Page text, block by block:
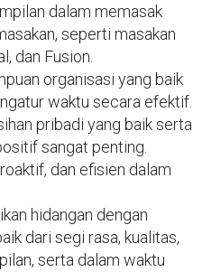
dalam memasak
seperti masakan
dan Fusion.
organisasi yang baik
waktu secara efektif.
pribadi yang baik serta
sangat penting.
dan efisien dalam
hidangan dengan
dari segi rasa, kualitas,
serta dalam waktu